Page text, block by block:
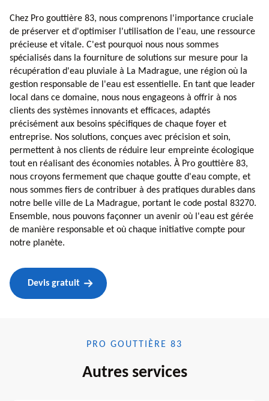
Chez Pro gouttière 83, nous comprenons l'importance cruciale
de préserver et d'optimiser l'utilisation de l'eau, une ressource
précieuse et vitale. C'est pourquoi nous nous sommes
spécialisés dans la fourniture de solutions sur mesure pour la
récupération d'eau pluviale à La Madrague, une région où la
gestion responsable de l'eau est essentielle. En tant que leader
local dans ce domaine, nous nous engageons à offrir à nos
clients des systèmes innovants et efficaces, adaptés
précisément aux besoins spécifiques de chaque foyer et
entreprise. Nos solutions, conçues avec précision et soin,
permettent à nos clients de réduire leur empreinte écologique
tout en réalisant des économies notables. À Pro gouttière 83,
nous croyons fermement que chaque goutte d'eau compte, et
nous sommes fiers de contribuer à des pratiques durables dans
notre belle ville de La Madrague, portant le code postal 83270.
Ensemble, nous pouvons façonner un avenir où l'eau est gérée
de manière responsable et où chaque initiative compte pour
notre planète.
Devis gratuit
PRO GOUTTIÈRE 83
Autres services